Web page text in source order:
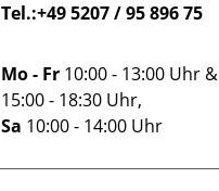
Tel.:+49 5207 / 95 896 75
Mo - Fr 10:00 - 13:00 Uhr &
15:00 - 18:30 Uhr,
Sa 10:00 - 14:00 Uhr